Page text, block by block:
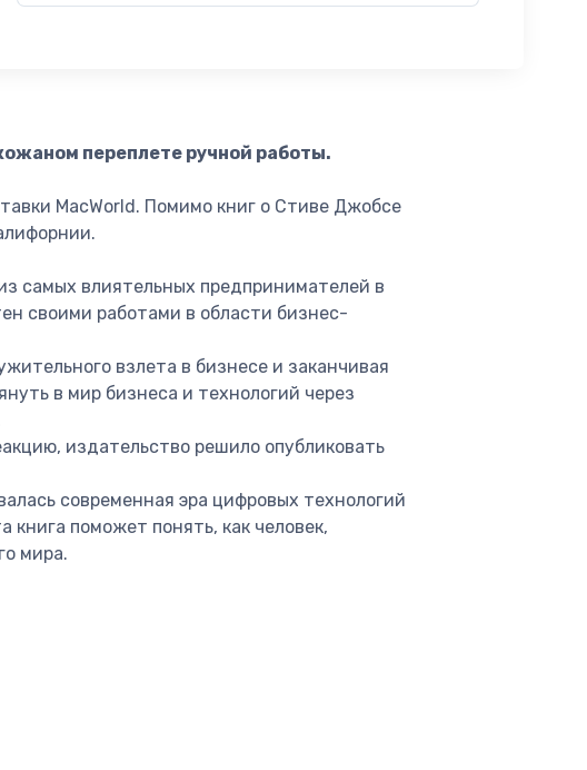
переплете ручной работы.
MacWorld. Помимо книг о Стиве Джобсе
самых влиятельных предпринимателей в
своими работами в области бизнес-
взлета в бизнесе и заканчивая
в мир бизнеса и технологий через
издательство решило опубликовать
современная эра цифровых технологий
поможет понять, как человек,
мира.